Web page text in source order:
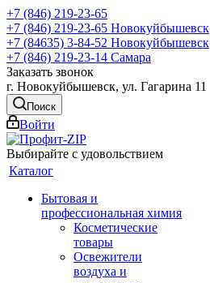
+7 (846) 219-23-65
+7 (846) 219-23-65 Новокуйбышевск
+7 (84635) 3-84-52 Новокуйбышевск
+7 (846) 219-23-14 Самара
Заказать звонок
г. Новокуйбышевск, ул. Гагарина 11
Поиск
Войти
Выбирайте с удовольствием
Каталог
Бытовая и
профессиональная химия
Косметические
товары
Освежители
воздуха и